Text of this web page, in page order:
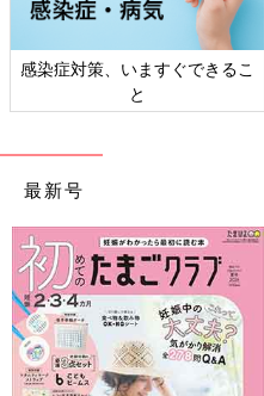
感染症対策、いますぐできるこ
と
最新号